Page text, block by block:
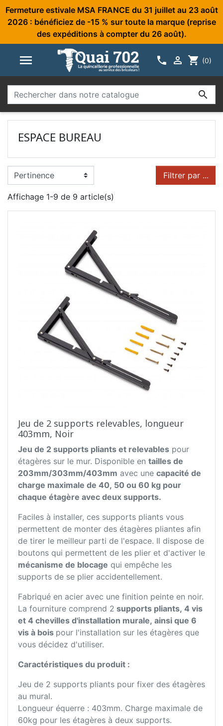
Fermeture estivale MSA FRANCE du 31 juillet au 23 août
2026 : bénéficiez de -15 % sur toute la marque (reprise
des expéditions à compter du 26 août).
   shopping_cart (0)

ESPACE BUREAU
Filtrer par ...
Affichage 1-9 de 9 article(s)
Jeu de 2 supports relevables, longueur
403mm, Noir
Jeu de 2 supports pliants et relevables pour
étagères sur le mur. Disponible en tailles de
203mm/303mm/403mm avec une capacité de
charge maximale de 40, 50 ou 60 kg pour
chaque étagère avec deux supports.
Faciles à installer, ces supports pliants vous
permettent de monter des étagères pliantes afin
de tirer le meilleur parti de l'espace. Il dispose de
boutons qui permettent de les plier et d'activer le
mécanisme de blocage qui empêche les
supports de se plier accidentellement.
Fabriqué en acier avec une finition peinte en noir.
La fourniture comprend 2 supports pliants, 4 vis
et 4 chevilles d'installation murale, ainsi que 6
vis à bois pour l'installation sur les étagères que
vous décidez d'utiliser.
Caractéristiques du produit :
Jeu de 2 supports pliants pour fixer des étagères
au mural.
Longueur équerre : 403mm. Charge maximale de
60kg pour les étagères à deux supports.